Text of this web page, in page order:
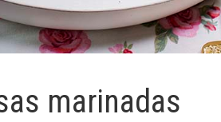
marinadas